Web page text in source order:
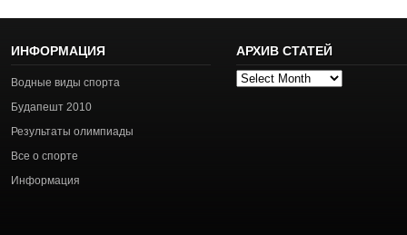
ИНФОРМАЦИЯ
Водные виды спорта
Будапешт 2010
Результаты олимпиады
Все о спорте
Информация
АРХИВ СТАТЕЙ
Архив